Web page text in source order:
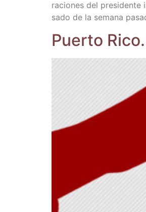
ra­cio­nes del pre­si­den­te
sa­do de la sema­na
Puer­to